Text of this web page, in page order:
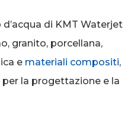
di KMT Waterjet
granito, porcellana,
e materiali compositi,
la progettazione e la